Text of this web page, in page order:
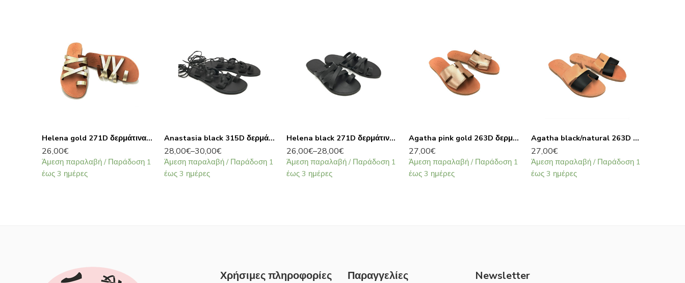
Helena gold 271D δερμάτινα σανδάλια
26,00€
Άμεση παραλαβή / Παράδoση 1
έως 3 ημέρες
Anastasia black 315D δερμάτινα σανδάλια
28,00€–30,00€
Άμεση παραλαβή / Παράδoση 1
έως 3 ημέρες
Helena black 271D δερμάτινα σανδάλια
26,00€–28,00€
Άμεση παραλαβή / Παράδoση 1
έως 3 ημέρες
Agatha pink gold 263D δερμάτινα σανδάλια
27,00€
Άμεση παραλαβή / Παράδoση 1
έως 3 ημέρες
Agatha black/natural 263D δερμάτινα σανδάλια
27,00€
Άμεση παραλαβή / Παράδoση 1
έως 3 ημέρες
Χρήσιμες πληροφορίες Παραγγελίες Newsletter